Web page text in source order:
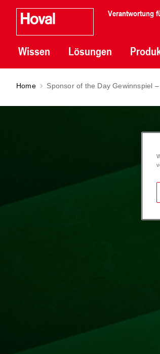
Verantwortung
Wissen Lösungen
Home Sponsor of the Day Gewinnspiel